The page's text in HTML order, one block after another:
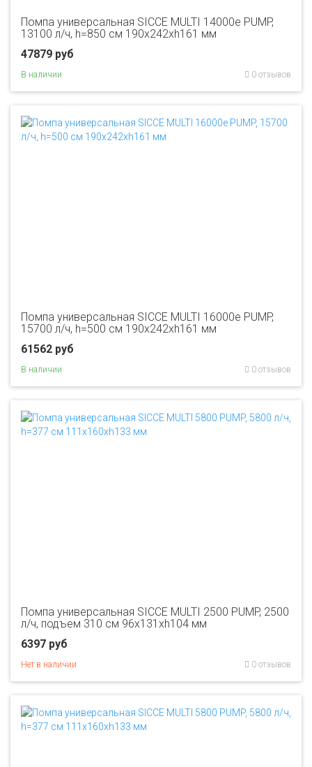
Помпа универсальная SICCE MULTI 14000e PUMP,
13100 л/ч, h=850 см 190х242хh161 мм
47879 руб
В наличии 0 отзывов
Помпа универсальная SICCE MULTI 16000e PUMP,
15700 л/ч, h=500 см 190х242хh161 мм
61562 руб
В наличии 0 отзывов
Помпа универсальная SICCE MULTI 2500 PUMP, 2500
л/ч, подъем 310 см 96х131хh104 мм
6397 руб
Нет в наличии 0 отзывов